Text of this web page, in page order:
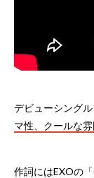
デビューシングル
マ性、クールな
作詞にはEXOの